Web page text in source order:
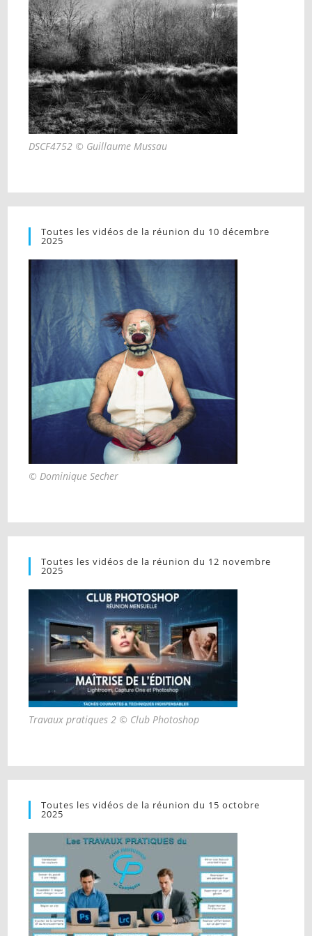
DSCF4752 © Guillaume Mussau
Toutes les vidéos de la réunion du 10 décembre
2025
© Dominique Secher
Toutes les vidéos de la réunion du 12 novembre
2025
Travaux pratiques 2 © Club Photoshop
Toutes les vidéos de la réunion du 15 octobre
2025